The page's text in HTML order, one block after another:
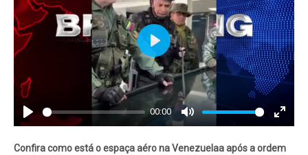
Play
00:00
Mute
Enter
Play
Confira como está o espaça aéro na Venezuelaa após a ordem